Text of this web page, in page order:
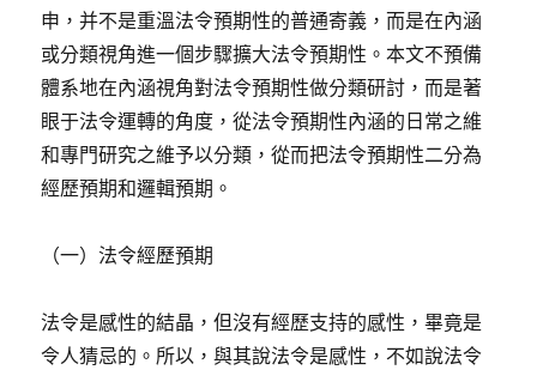
申，并不是重溫法令預期性的普通寄義，而是在內涵
或分類視角進一個步驟擴大法令預期性。本文不預備
體系地在內涵視角對法令預期性做分類研討，而是著
眼于法令運轉的角度，從法令預期性內涵的日常之維
和專門研究之維予以分類，從而把法令預期性二分為
經歷預期和邏輯預期。
（一）法令經歷預期
法令是感性的結晶，但沒有經歷支持的感性，畢竟是
令人猜忌的。所以，與其說法令是感性，不如說法令